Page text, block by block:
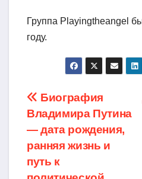
Группа Playingtheangel
году.
Навигация
по
записям
Биография
Владимира Путина
— дата рождения,
ранняя жизнь и
путь к